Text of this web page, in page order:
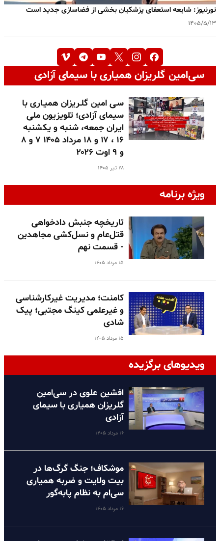
نورنیوز: شایعه استعفای پزشکیان بخشی از فضاسازی جدید است
۱۴۰۵/۵/۱۳
سی‌امین گلریزان همیاری با سیمای آزادی
سـی امین گلـریزان همیـاری با
سیمای آزادی؛ تلویزیون ملی
ایران جمعه، شنبه و یکشنبه
۱۶ ، ۱۷ و ۱۸ مرداد ۱۴۰۵ ۷ و ۸
و ۹ اوت ۲۰۲۶
۲۸ تیر ۱۴۰۵
ویژه برنامه
تاریخچه جنبش دادخواهی
قتل‌عام و نسل‌کشی مجاهدین
- قسمت نهم
۱۵ مرداد ۱۴۰۵
کامنت؛ مدیریت غیرکارشناسی
و غیرعلمی کینگ مجتبی؛ پیک
شادی
۱۵ مرداد ۱۴۰۵
ویدیوهای برگزیده
افشین علوی در سی‌امین
گلریزان همیاری با سیمای
آزادی
۱۶ مرداد ۱۴۰۵
موشکاف؛ جنگ گرگ‌ها در
بیت ولایت و ضربه همیاری
سی‌ام به نظام پا‌به‌گور
۱۶ مرداد ۱۴۰۵